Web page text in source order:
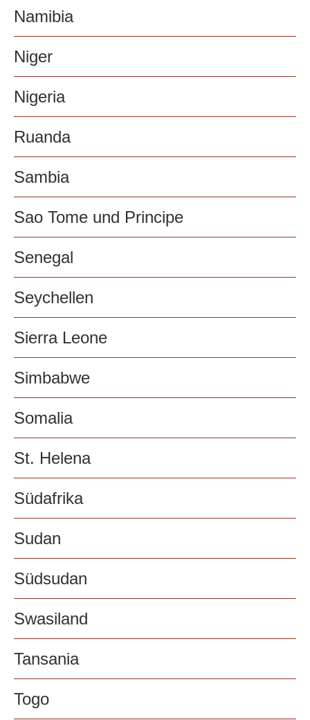
Namibia
Niger
Nigeria
Ruanda
Sambia
Sao Tome und Principe
Senegal
Seychellen
Sierra Leone
Simbabwe
Somalia
St. Helena
Südafrika
Sudan
Südsudan
Swasiland
Tansania
Togo